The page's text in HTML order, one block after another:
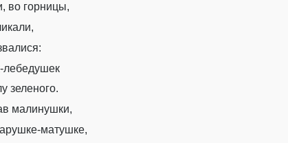
во горницы,
,
:
лебедушек
зеленого.
малинушки,
-матушке,